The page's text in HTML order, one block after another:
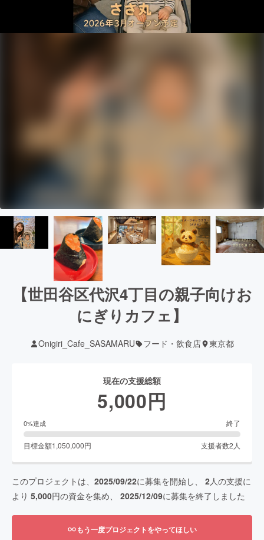
【世田谷区代沢4丁目の親子向けお
にぎりカフェ】
Onigiri_Cafe_SASAMARU フード・飲食店 東京都
現在の支援総額
5,000円
0%達成 終了
目標金額1,050,000円 支援者数2 人
このプロジェクトは、 2025/09/22に募集を開始し、 2人の支援に
より 5,000円の資金を集め、 2025/12/09に募集を終了しました
もう一度プロジェクトをやってほしい